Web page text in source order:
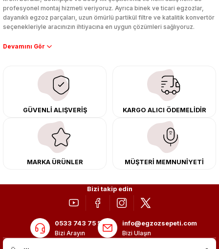
profesyonel montaj hizmeti veriyoruz. Ayrıca binek ve ticari egzozlar,
dayanıklı egzoz parçaları, uzun ömürlü partikül filtre ve katalitik konvertör
seçenekleriyle aracınızın ihtiyacına en uygun çözümleri sağlıyoruz.
Performans artışı isteyen sürücüler için özel performans egzozları ve
çıkma orijinal ürünler ile yenileyebilir, body kit uygulamalarıyla aracınızın
tasarımını ve aerodinamisini üst seviyeye taşıyabilirsiniz.
Tüm ürünlerimiz orijinal, dayanıklı ve uzun ömürlüdür. İstanbul’daki montaj
merkezimizde profesyonel montaj yapıyor, Türkiye’nin her yerine güvenli
kargo ile teslimat gerçekleştiriyoruz. Aracınıza değer katmak için doğru
adres: Egzoz Sepeti.
GÜVENLİ ALIŞVERİŞ KARGO ALICI ÖDEMELİDİR
MARKA ÜRÜNLER MÜŞTERİ MEMNUNİYETİ
Bizi takip edin
0533 743 75 56
Bizi Arayın
info@egzozsepeti.com
Bizi Ulaşın